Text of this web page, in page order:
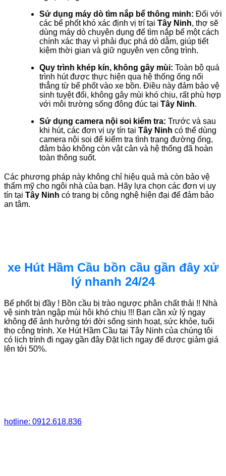
Sử dụng máy dò tìm nắp bể thông minh: Đối với
các bể phốt khó xác định vị trí tại Tây Ninh, thợ sẽ
dùng máy dò chuyên dụng để tìm nắp bể một cách
chính xác thay vì phải đục phá dò dẫm, giúp tiết
kiệm thời gian và giữ nguyên vẹn công trình.
Quy trình khép kín, không gây mùi: Toàn bộ quá
trình hút được thực hiện qua hệ thống ống nối
thẳng từ bể phốt vào xe bồn. Điều này đảm bảo vệ
sinh tuyệt đối, không gây mùi khó chịu, rất phù hợp
với môi trường sống đông đúc tại Tây Ninh.
Sử dụng camera nội soi kiểm tra: Trước và sau
khi hút, các đơn vị uy tín tại Tây Ninh có thể dùng
camera nội soi để kiểm tra tình trạng đường ống,
đảm bảo không còn vật cản và hệ thống đã hoàn
toàn thông suốt.
Các phương pháp này không chỉ hiệu quả mà còn bảo vệ
thẩm mỹ cho ngôi nhà của bạn. Hãy lựa chọn các đơn vị uy
tín tại Tây Ninh có trang bị công nghệ hiện đại để đảm bảo
an tâm.
xe Hút Hầm Cầu bồn cầu gần đây xử
lý nhanh 24/24
Bể phốt bị đầy ! Bồn cầu bị trào ngược phân chất thải !! Nhà
vệ sinh tràn ngập mùi hôi khó chịu !!! Bạn cần xử lý ngay
không để ảnh hưởng tới đời sống sinh hoạt, sức khỏe, tuổi
thọ công trình. Xe Hút Hầm Cầu tại Tây Ninh của chúng tôi
có lịch trình đi ngay gần đây Đặt lịch ngay để được giảm giá
lên tới 50%.
hotline: 0912.618.836